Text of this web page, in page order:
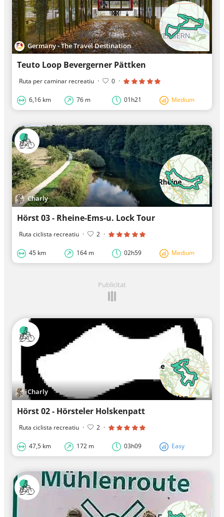
Germany - The Travel Destination
Teuto Loop Bevergerner Pättken
Ruta per caminar recreatiu · 0 ·
6,16 km 76 m 01h21 Medium
Charly
Hörst 03 - Rheine-Ems-u. Lock Tour
Ruta ciclista recreatiu · 2 ·
45 km 164 m 02h59 Medium
Publicitat
Charly
Hörst 02 - Hörsteler Holskenpatt
Ruta ciclista recreatiu · 2 ·
47,5 km 172 m 03h09 Easy